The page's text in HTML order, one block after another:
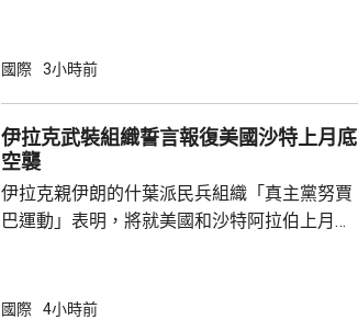
打印和拍攝商業秘密資料，包括公司的圖形傳
《產業技術保護法》與背信罪。二審法院指，
被告洩露的商業秘密是公司多年投入大量資源
而取得的成果，如果從輕處罰，將...
國際 3小時前
伊拉克武裝組織誓言報復美國沙特上月底
空襲
伊拉克親伊朗的什葉派民兵組織「真主黨努賈
巴運動」表明，將就美國和沙特阿拉伯上月底
主黨努賈巴運動」領導人卡阿比發聲明形容，
國際 4小時前